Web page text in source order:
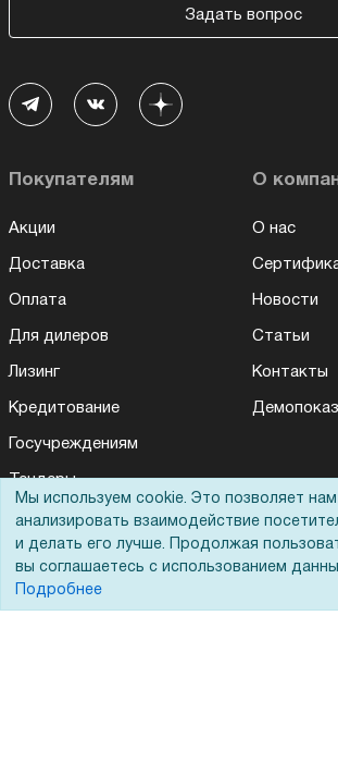
Задать вопрос
Покупателям
Акции
Доставка
Оплата
Для дилеров
Лизинг
Кредитование
Госучреждениям
Тендеры
Бренды
ЭДО
О
О нас
Новости
Статьи
Контакты
Демопоказ
Мы используем cookie. Это позволяет нам
анализировать взаимодействие
и делать его лучше. Продолжая
вы соглашаетесь с использованием
Подробнее